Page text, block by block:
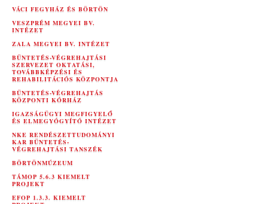
VÁCI FEGYHÁZ ÉS BÖRTÖN
VESZPRÉM MEGYEI BV.
INTÉZET
ZALA MEGYEI BV. INTÉZET
BÜNTETÉS-VÉGREHAJTÁSI
SZERVEZET OKTATÁSI,
TOVÁBBKÉPZÉSI ÉS
REHABILITÁCIÓS KÖZPONTJA
BÜNTETÉS-VÉGREHAJTÁS
KÖZPONTI KÓRHÁZ
IGAZSÁGÜGYI MEGFIGYELŐ
ÉS ELMEGYÓGYÍTÓ INTÉZET
NKE RENDÉSZETTUDOMÁNYI
KAR BÜNTETÉS-
VÉGREHAJTÁSI TANSZÉK
BÖRTÖNMÚZEUM
TÁMOP 5.6.3 KIEMELT
PROJEKT
EFOP 1.3.3. KIEMELT